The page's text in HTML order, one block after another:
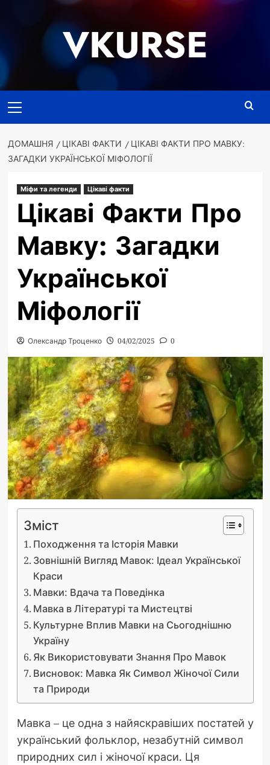
VKURSE
меню
ДОМАШНЯ ЦІКАВІ ФАКТИ
ЦІКАВІ ФАКТИ ПРО МАВКУ:
ЗАГАДКИ УКРАЇНСЬКОЇ МІФОЛОГІЇ
Міфи та легенди Цікаві факти
Цікаві Факти Про
Мавку: Загадки
Української
Міфології
Олександр Троценко 04/02/2025 0
Зміст
Походження та Історія Мавки
Зовнішній Вигляд Мавок: Ідеал Української
Краси
Мавки: Вдача та Поведінка
Мавка в Літературі та Мистецтві
Культурне Вплив Мавки на Сьогоднішню
Україну
Як Використовувати Знання Про Мавок
Висновок: Мавка Як Символ Жіночої Сили
та Природи
Мавка – це одна з найяскравіших постатей у
український фольклор, незабутній символ
природних сил і жіночої краси. Ця